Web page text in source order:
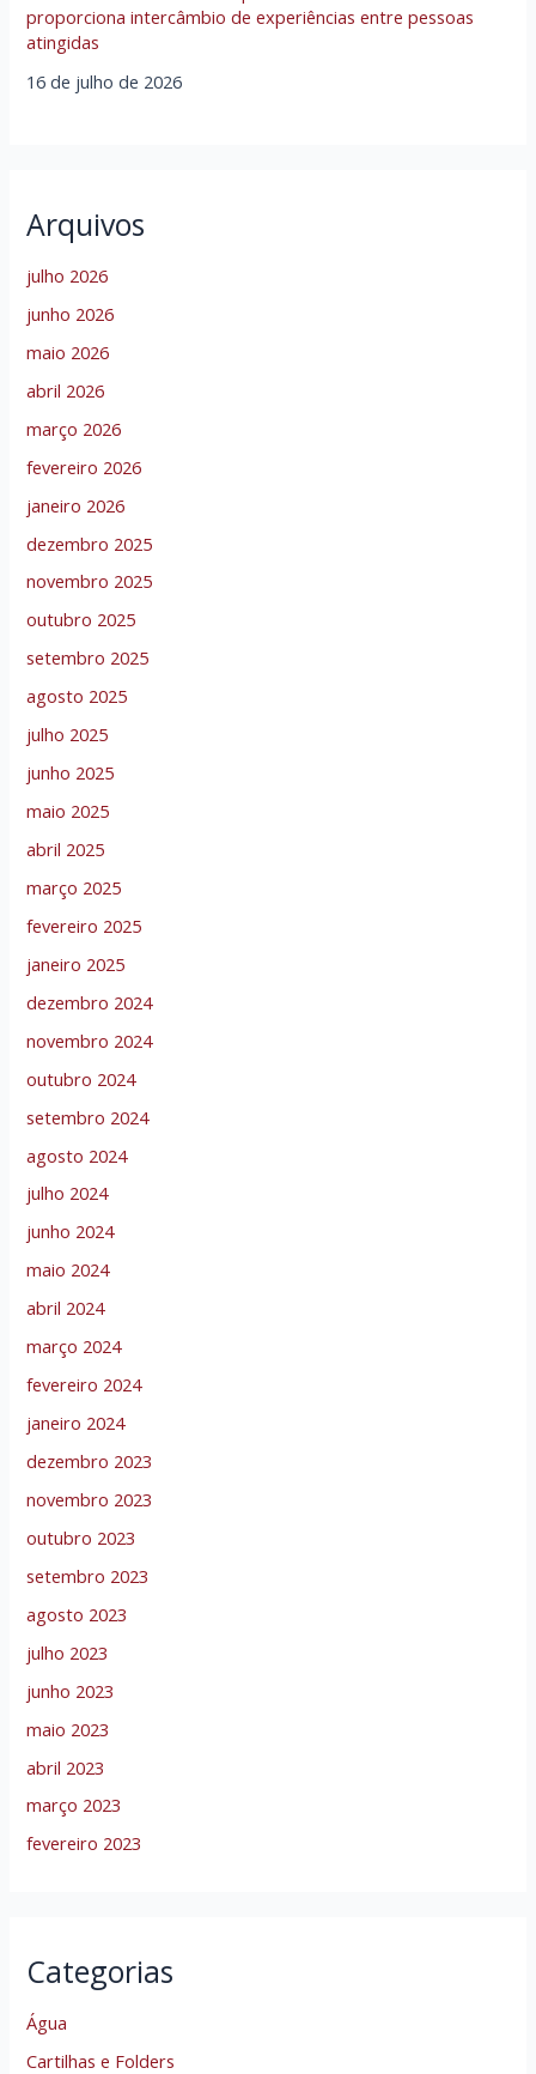
proporciona intercâmbio de experiências entre pessoas
atingidas
16 de julho de 2026
Arquivos
julho 2026
junho 2026
maio 2026
abril 2026
março 2026
fevereiro 2026
janeiro 2026
dezembro 2025
novembro 2025
outubro 2025
setembro 2025
agosto 2025
julho 2025
junho 2025
maio 2025
abril 2025
março 2025
fevereiro 2025
janeiro 2025
dezembro 2024
novembro 2024
outubro 2024
setembro 2024
agosto 2024
julho 2024
junho 2024
maio 2024
abril 2024
março 2024
fevereiro 2024
janeiro 2024
dezembro 2023
novembro 2023
outubro 2023
setembro 2023
agosto 2023
julho 2023
junho 2023
maio 2023
abril 2023
março 2023
fevereiro 2023
Categorias
Água
Cartilhas e Folders